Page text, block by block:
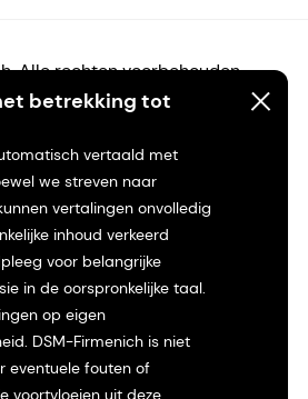
betrekking tot
vertaald met
we streven naar
vertalingen onvolledig
inhoud verkeerd
voor belangrijke
in de oorspronkelijke taal.
op eigen
DSM-Firmenich is niet
eventuele fouten of
voortvloeien uit deze
Alle rechten voorbehouden.